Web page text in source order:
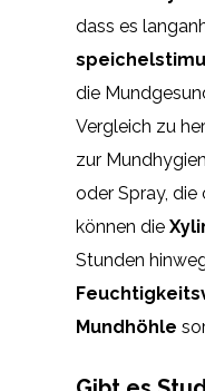
dass es
die
Vergleich zu
zur
oder Spray,
können die
Stunden
Mundhöhle